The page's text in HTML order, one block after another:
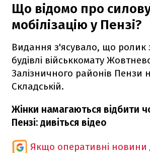
Що відомо про
мобілізацію у Пензі?
Видання з'ясувало, що ролик
будівлі військкомату
Залізничного районів Пензи
Складській.
Жінки намагаються відбити
Пензі: дивіться відео
Якщо оперативні новини